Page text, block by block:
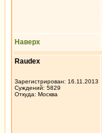
Наверх
Raudex
Зарегистрирован: 16.11.2013
Суждений: 5829
Откуда: Москва